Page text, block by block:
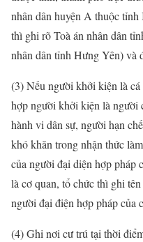
nhân dân huyện A thuộc tỉnh
thì ghi rõ Toà án nhân dân
nhân dân tỉnh Hưng Yên) và
(3) Nếu người khởi kiện là
hợp người khởi kiện là người
hành vi dân sự, người hạn
khó khăn trong nhận thức
của người đại diện hợp pháp
là cơ quan, tổ chức thì ghi
người đại điện hợp pháp của
(4) Ghi nơi cư trú tại thời